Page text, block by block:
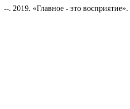
--. 2019. «Главное - это восприятие».